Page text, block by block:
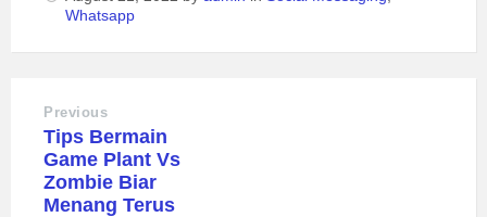
Whatsapp
Previous
Tips Bermain
Game Plant Vs
Zombie Biar
Menang Terus